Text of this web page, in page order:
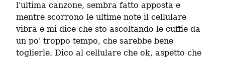
l'ultima canzone, sembra fatto apposta e
mentre scorrono le ultime note il cellulare
vibra e mi dice che sto ascoltando le cuffie da
un po' troppo tempo, che sarebbe bene
toglierle. Dico al cellulare che ok, aspetto che